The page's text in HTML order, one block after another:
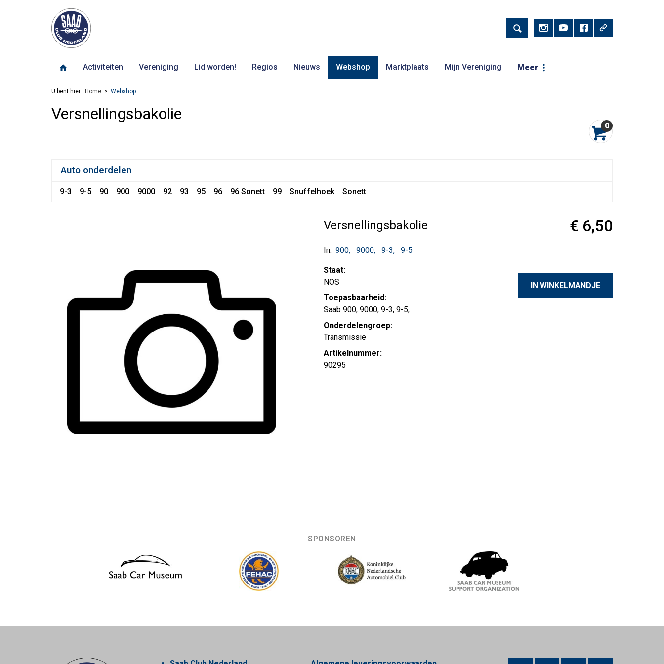
Activiteiten Vereniging Lid worden! Regios Nieuws Webshop Marktplaats Mijn Vereniging Meer
U bent hier: Home Webshop
Versnellingsbakolie
0
Auto onderdelen
9-3 9-5 90 900 9000 92 93 95 96 96 Sonett 99 Snuffelhoek Sonett
Versnellingsbakolie
In: 900 9000 9-3 9-5
Staat:
NOS
Toepasbaarheid:
Saab 900, 9000, 9-3, 9-5,
Onderdelengroep:
Transmissie
Artikelnummer:
90295
€ 6,50
SPONSOREN